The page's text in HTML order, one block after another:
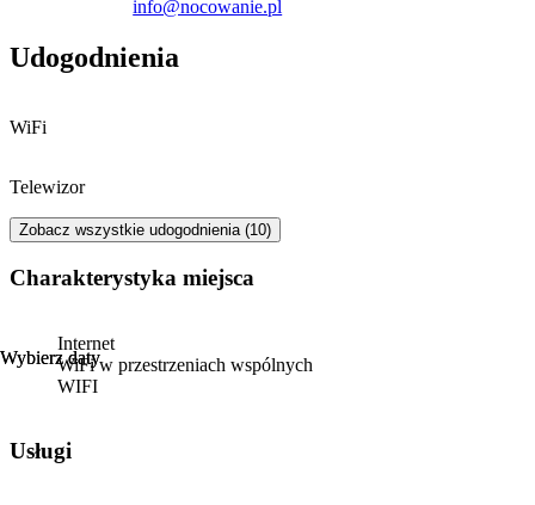
info@nocowanie.pl
Wybierz daty
Wybierz daty
Udogodnienia
WiFi
Telewizor
Zobacz wszystkie udogodnienia (10)
Charakterystyka miejsca
Internet
WiFi w przestrzeniach wspólnych
WIFI
Usługi